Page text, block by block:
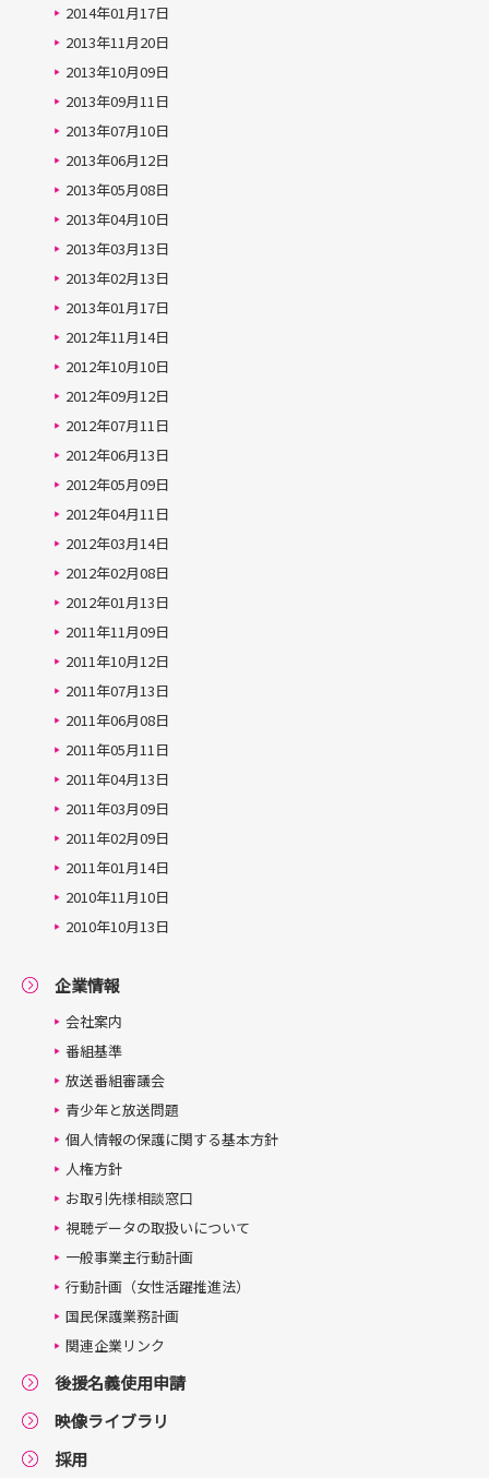
2014年01月17日
2013年11月20日
2013年10月09日
2013年09月11日
2013年07月10日
2013年06月12日
2013年05月08日
2013年04月10日
2013年03月13日
2013年02月13日
2013年01月17日
2012年11月14日
2012年10月10日
2012年09月12日
2012年07月11日
2012年06月13日
2012年05月09日
2012年04月11日
2012年03月14日
2012年02月08日
2012年01月13日
2011年11月09日
2011年10月12日
2011年07月13日
2011年06月08日
2011年05月11日
2011年04月13日
2011年03月09日
2011年02月09日
2011年01月14日
2010年11月10日
2010年10月13日
企業情報
会社案内
番組基準
放送番組審議会
青少年と放送問題
個人情報の保護に関する基本方針
人権方針
お取引先様相談窓口
視聴データの取扱いについて
一般事業主行動計画
行動計画（女性活躍推進法）
国民保護業務計画
関連企業リンク
後援名義使用申請
映像ライブラリ
採用